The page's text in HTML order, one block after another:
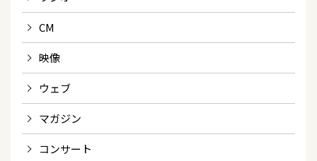
CM
映像
ウェブ
マガジン
コンサート